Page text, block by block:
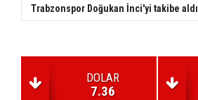
Trabzonspor Doğukan İnci'yi takibe aldı
DOLAR
7.36